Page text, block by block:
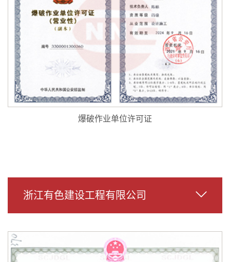
爆破作业单位许可证
浙江有色建设工程有限公司